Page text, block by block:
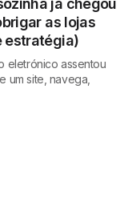
já chegou
as lojas
estratégia)
eletrónico assentou
um site, navega,